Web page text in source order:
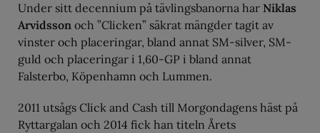
Under sitt decennium på tävlingsbanorna har Niklas
Arvidsson och ”Clicken” säkrat mängder tagit av
vinster och placeringar, bland annat SM-silver, SM-
guld och placeringar i 1,60-GP i bland annat
Falsterbo, Köpenhamn och Lummen.
2011 utsågs Click and Cash till Morgondagens häst på
Ryttargalan och 2014 fick han titeln Årets